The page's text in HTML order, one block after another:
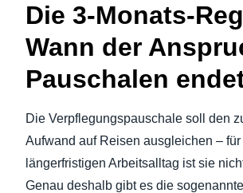
Die 3-Monats-
Wann der
Pauschalen
Die Verpflegungspauschale soll den
Aufwand auf Reisen ausgleichen – für
längerfristigen Arbeitsalltag ist sie
Genau deshalb gibt es die